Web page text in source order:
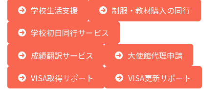
学校生活支援
制服・教材購入の同行
学校初日同行サービス
成績翻訳サービス
大使館代理申請
VISA取得サポート
VISA更新サポート